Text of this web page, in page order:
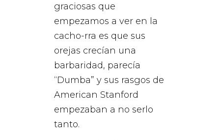
graciosas que
empezamos a ver en la
cacho-rra es que sus
orejas crecían una
barbaridad, parecía
“Dumba” y sus rasgos de
American Stanford
empezaban a no serlo
tanto.